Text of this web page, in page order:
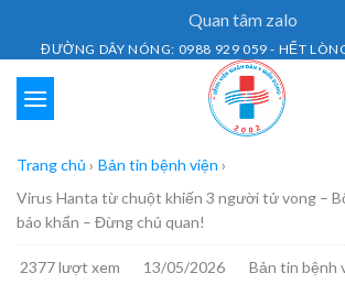
Quan tâm zalo
ĐƯỜNG DÂY NÓNG: 0988 929 059 - HẾT
Trang chủ › Bản tin bệnh viện ›
Virus Hanta từ chuột khiến 3 người tử vong –
báo khẩn – Đừng chủ quan!
2377 lượt xem 13/05/2026 Bản tin bệnh